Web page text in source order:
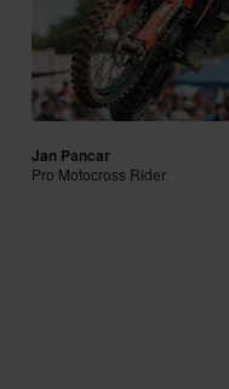
Jan Pancar
Pro Motocross Rider